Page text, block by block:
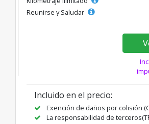
Reunirse y Saludar
Incluido en el precio:
Exención de daños por colisión
La responsabilidad de